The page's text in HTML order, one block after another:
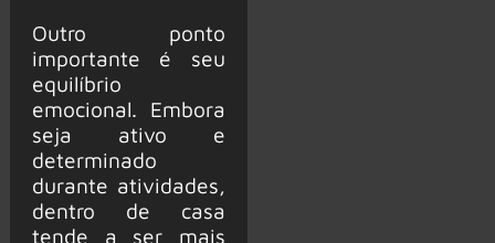
Outro ponto
importante é seu
equilíbrio
emocional. Embora
seja ativo e
determinado
durante atividades,
dentro de casa
tende a ser mais